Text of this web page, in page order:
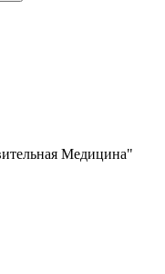
Медицина"